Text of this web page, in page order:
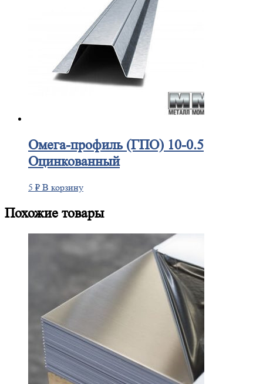
Омега-профиль(ГПО) 10-0.5
Оцинкованный
5 ₽ В корзину
Похожие товары